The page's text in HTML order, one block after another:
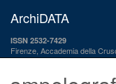
ArchiDATA
ISSN 2532-7429
Firenze, Accademia della